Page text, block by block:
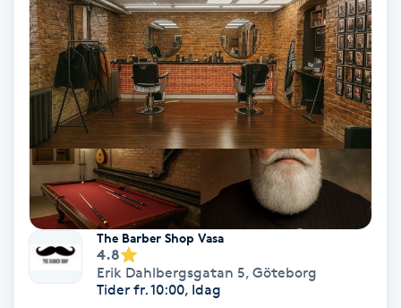
Diamantslipning
Enzympeeling
Extensions
Extensions borttagning
Eyeliner-tatueringThe Barber Shop Vasa
4.8
Erik Dahlbergsgatan 5, Göteborg
Tider fr. 10:00, Idag